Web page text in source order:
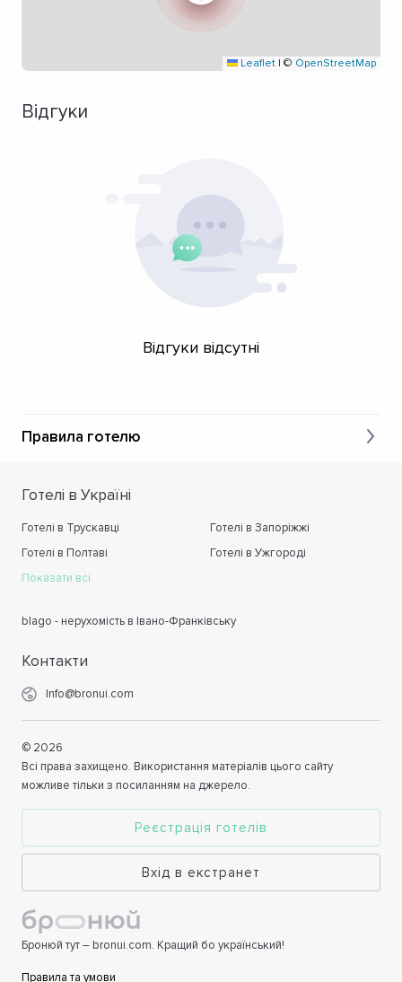
Leaflet | © OpenStreetMap
Відгуки
Відгуки відсутні
Правила готелю
Готелі в Україні
Готелі в Трускавці
Готелі в Запоріжжі
Готелі в Полтаві
Готелі в Ужгороді
Показати всі
blago - нерухомість в Івано-Франківську
Контакти
Info@bronui.com
© 2026
Всі права захищено. Використання матеріалів цього сайту
можливе тільки з посиланням на джерело.
Реєстрація готелів
Вхід в екстранет
Бронюй тут – bronui.com. Кращий бо український!
Правила та умови